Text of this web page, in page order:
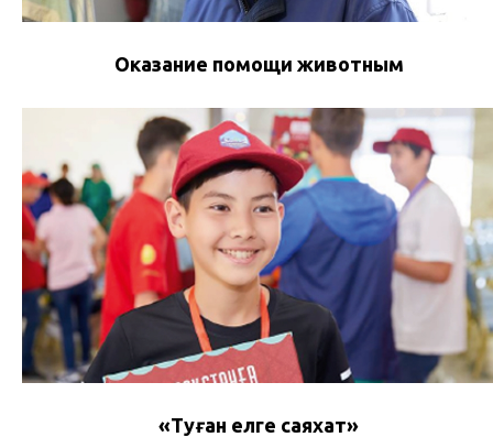
Оказание помощи животным
«Туған елге саяхат»